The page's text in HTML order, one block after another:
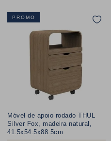
PROMO
Móvel de apoio rodado THUL
Silver Fox, madeira natural,
41.5x54.5x88.5cm